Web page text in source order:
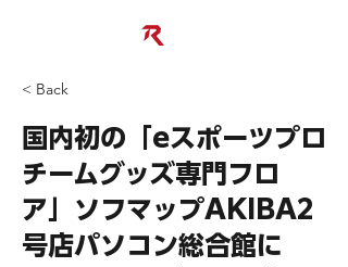
< Back
国内初の「eスポーツプロ
チームグッズ専門フロ
ア」ソフマップAKIBA2
号店パソコン総合館に